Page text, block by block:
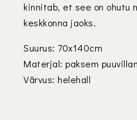
kinnitab, et see on ohutu
keskkonna jaoks.
Suurus: 70x140cm
Materjal: paksem
Värvus: helehall